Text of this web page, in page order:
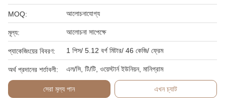
MOQ: আলোচনাযোগ্য
মূল্য: আলোচনা সাপেক্ষে
প্যাকেজিংয়ের বিবরণ: 1 পিস/ 5.12 বর্গ মিটার/ 46 কেজি/ ফ্রেম
অর্থ প্রদানের শর্তাবলী: এল/সি, টি/টি, ওয়েস্টার্ন ইউনিয়ন, মানিগ্রাম
সেরা মূল্য পান এখন চ্যাট